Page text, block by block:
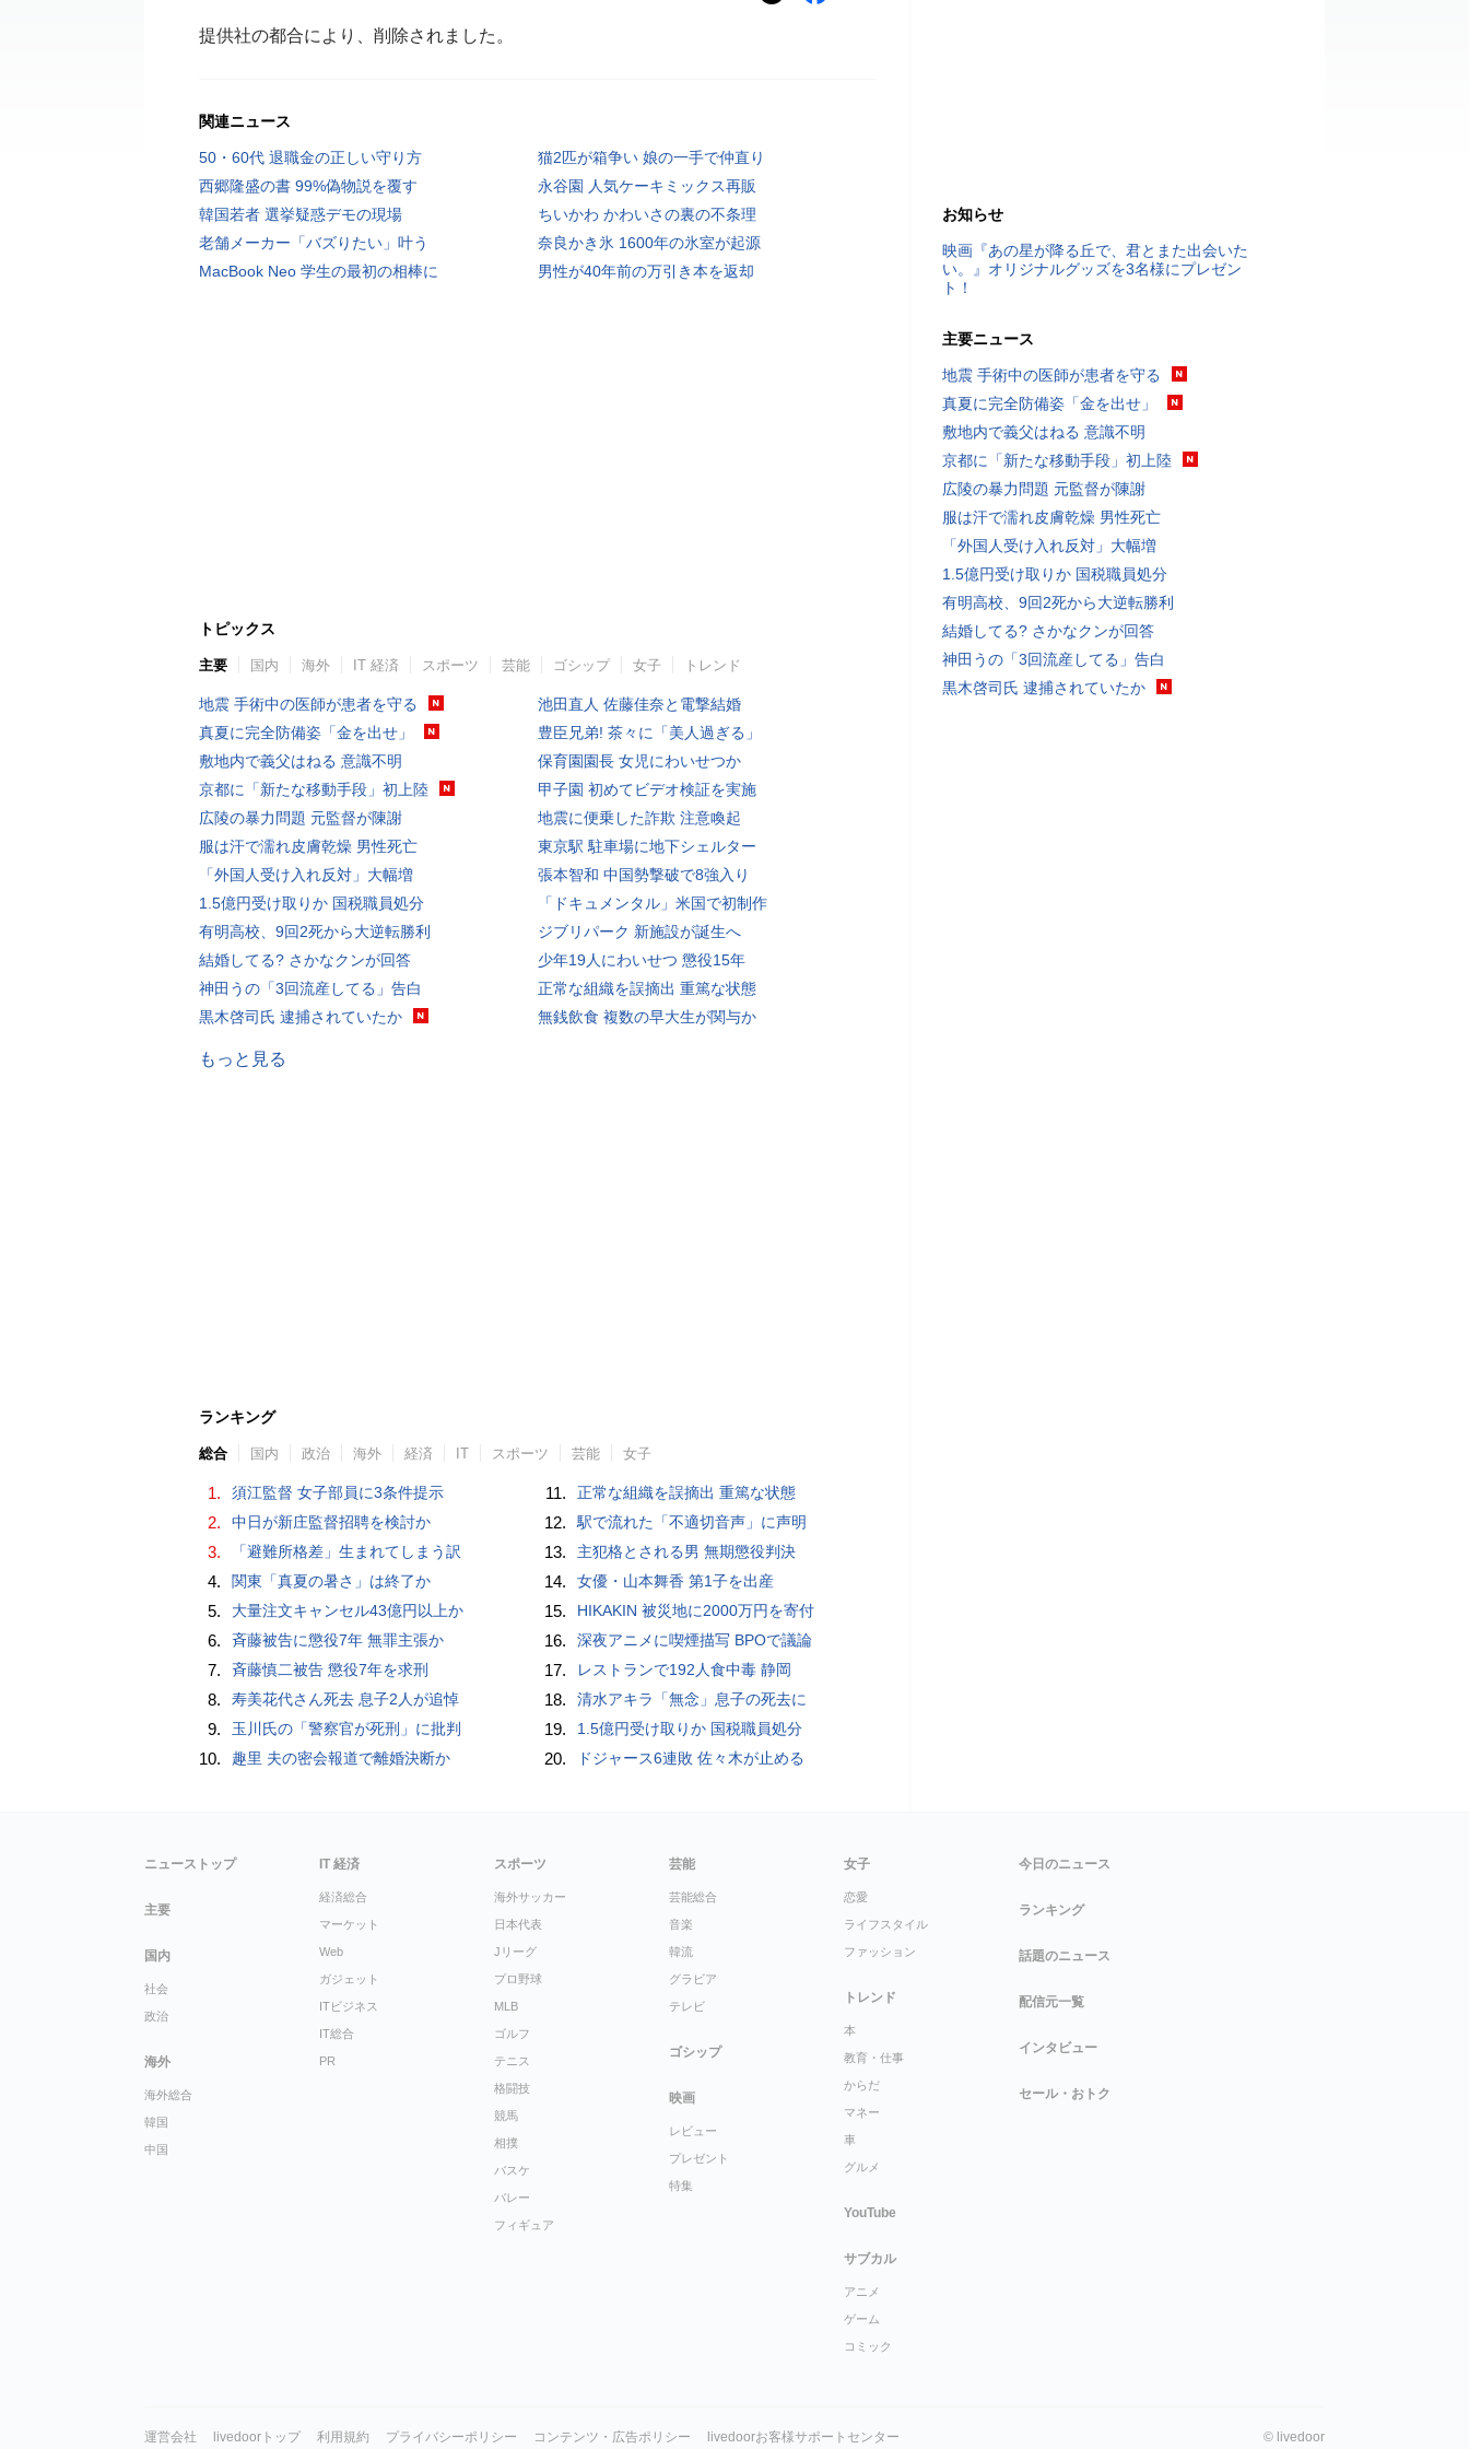
提供社の都合により、削除されました。
関連ニュース
50・60代 退職金の正しい守り方
猫2匹が箱争い 娘の一手で仲直り
西郷隆盛の書 99%偽物説を覆す
永谷園 人気ケーキミックス再販
韓国若者 選挙疑惑デモの現場
ちいかわ かわいさの裏の不条理
老舗メーカー「バズりたい」叶う
奈良かき氷 1600年の氷室が起源
MacBook Neo 学生の最初の相棒に
男性が40年前の万引き本を返却
トピックス
主要 国内 海外 IT 経済 スポーツ 芸能 ゴシップ 女子 トレンド
地震 手術中の医師が患者を守る
真夏に完全防備姿「金を出せ」
敷地内で義父はねる 意識不明
京都に「新たな移動手段」初上陸
広陵の暴力問題 元監督が陳謝
服は汗で濡れ皮膚乾燥 男性死亡
「外国人受け入れ反対」大幅増
1.5億円受け取りか 国税職員処分
有明高校、9回2死から大逆転勝利
結婚してる? さかなクンが回答
神田うの「3回流産してる」告白
黒木啓司氏 逮捕されていたか
池田直人 佐藤佳奈と電撃結婚
豊臣兄弟! 茶々に「美人過ぎる」
保育園園長 女児にわいせつか
甲子園 初めてビデオ検証を実施
地震に便乗した詐欺 注意喚起
東京駅 駐車場に地下シェルター
張本智和 中国勢撃破で8強入り
「ドキュメンタル」米国で初制作
ジブリパーク 新施設が誕生へ
少年19人にわいせつ 懲役15年
正常な組織を誤摘出 重篤な状態
無銭飲食 複数の早大生が関与か
もっと見る
ランキング
総合 国内 政治 海外 経済 IT スポーツ 芸能 女子
1. 須江監督 女子部員に3条件提示
2. 中日が新庄監督招聘を検討か
3. 「避難所格差」生まれてしまう訳
4. 関東「真夏の暑さ」は終了か
5. 大量注文キャンセル43億円以上か
6. 斉藤被告に懲役7年 無罪主張か
7. 斉藤慎二被告 懲役7年を求刑
8. 寿美花代さん死去 息子2人が追悼
9. 玉川氏の「警察官が死刑」に批判
10. 趣里 夫の密会報道で離婚決断か
11. 正常な組織を誤摘出 重篤な状態
12. 駅で流れた「不適切音声」に声明
13. 主犯格とされる男 無期懲役判決
14. 女優・山本舞香 第1子を出産
15. HIKAKIN 被災地に2000万円を寄付
16. 深夜アニメに喫煙描写 BPOで議論
17. レストランで192人食中毒 静岡
18. 清水アキラ「無念」息子の死去に
19. 1.5億円受け取りか 国税職員処分
20. ドジャース6連敗 佐々木が止める
お知らせ
映画『あの星が降る丘で、君とまた出会いた
い。』オリジナルグッズを3名様にプレゼン
ト！
主要ニュース
地震 手術中の医師が患者を守る
真夏に完全防備姿「金を出せ」
敷地内で義父はねる 意識不明
京都に「新たな移動手段」初上陸
広陵の暴力問題 元監督が陳謝
服は汗で濡れ皮膚乾燥 男性死亡
「外国人受け入れ反対」大幅増
1.5億円受け取りか 国税職員処分
有明高校、9回2死から大逆転勝利
結婚してる? さかなクンが回答
神田うの「3回流産してる」告白
黒木啓司氏 逮捕されていたか
ニューストップ
主要
国内
社会
政治
海外
海外総合
韓国
中国
IT 経済
経済総合
マーケット
Web
ガジェット
ITビジネス
IT総合
PR
スポーツ
海外サッカー
日本代表
Jリーグ
プロ野球
MLB
ゴルフ
テニス
格闘技
競馬
相撲
バスケ
バレー
フィギュア
芸能
芸能総合
音楽
韓流
グラビア
テレビ
ゴシップ
映画
レビュー
プレゼント
特集
女子
恋愛
ライフスタイル
ファッション
トレンド
本
教育・仕事
からだ
マネー
車
グルメ
YouTube
サブカル
アニメ
ゲーム
コミック
今日のニュース
ランキング
話題のニュース
配信元一覧
インタビュー
セール・おトク
運営会社 livedoorトップ 利用規約 プライバシーポリシー コンテンツ・広告ポリシー livedoorお客様サポートセンター © livedoor